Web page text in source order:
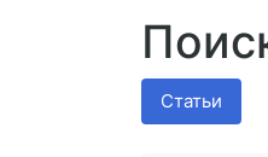
Статьи